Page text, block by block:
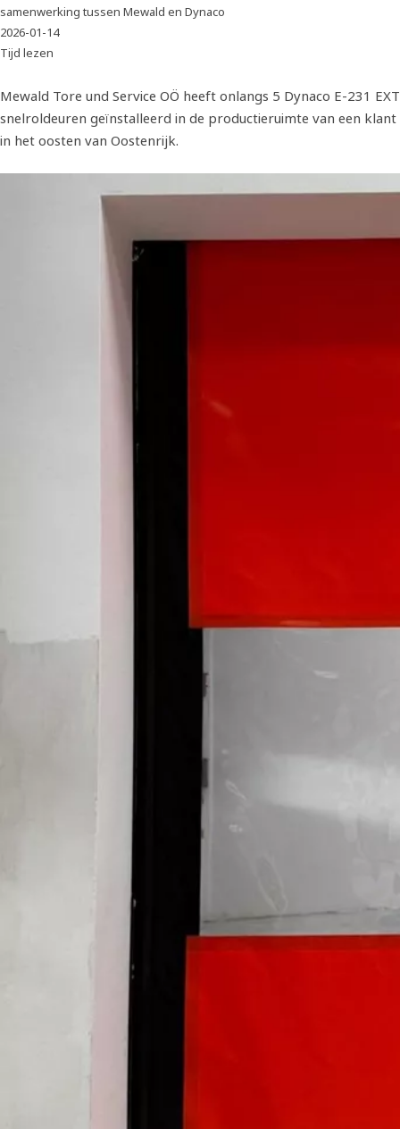
samenwerking tussen Mewald en Dynaco
2026-01-14
Tijd lezen
Mewald Tore und Service OÖ heeft onlangs 5 Dynaco E-231 EXT
snelroldeuren geïnstalleerd in de productieruimte van een klant
in het oosten van Oostenrijk.